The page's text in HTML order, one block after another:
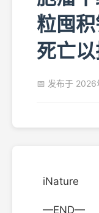
粒囤
死亡
📅 发布于
iNature
—END—